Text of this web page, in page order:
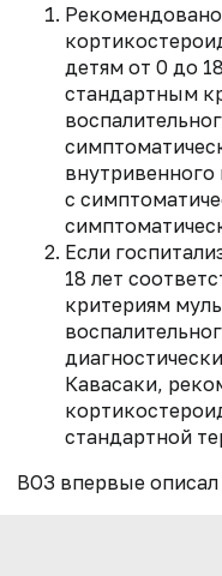
детям от 0 до
стандартным
внутривенного
с
Если
18 лет
критериям
Кавасаки,
стандартной
ВОЗ впервые описал